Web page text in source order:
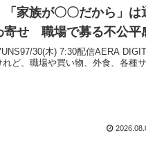
家族が〇〇だから」は
寄せ 職場で募る不公平
30(木) 7:30配信AERA
ど、職場や買い物、外食、各種